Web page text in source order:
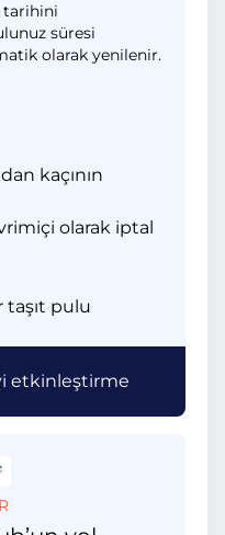
tarihini
süresi
olarak yenilenir.
kaçının
olarak iptal
taşıt pulu
etkinleştirme